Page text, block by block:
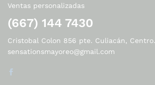
Ventas personalizadas
(667) 144 7430
Cristobal Colon 856 pte. Culiacán, Centro.
sensationsmayoreo@gmail.com